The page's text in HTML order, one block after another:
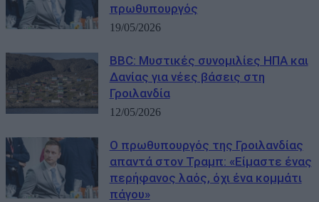
πρωθυπουργός
19/05/2026
BBC: Μυστικές συνομιλίες ΗΠΑ και
Δανίας για νέες βάσεις στη
Γροιλανδία
12/05/2026
Ο πρωθυπουργός της Γροιλανδίας
απαντά στον Τραμπ: «Είμαστε ένας
περήφανος λαός, όχι ένα κομμάτι
πάγου»